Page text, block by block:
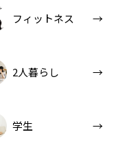
フィットネス
2人暮らし
学生